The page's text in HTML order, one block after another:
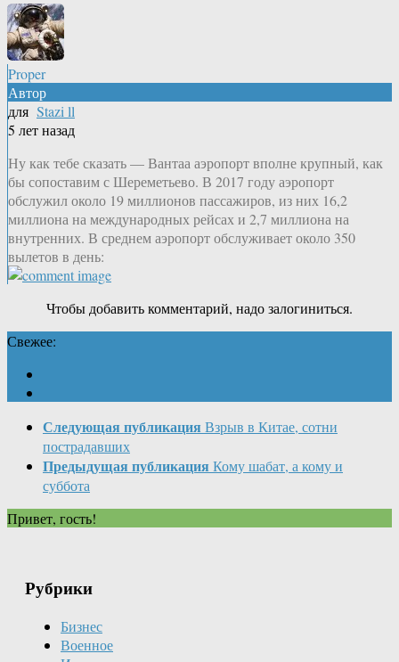
Proper
Автор
для Stazi ll
5 лет назад
Ну как тебе сказать — Вантаа аэропорт вполне крупный, как
бы сопоставим с Шереметьево. В 2017 году аэропорт
обслужил около 19 миллионов пассажиров, из них 16,2
миллиона на международных рейсах и 2,7 миллиона на
внутренних. В среднем аэропорт обслуживает около 350
вылетов в день:
Чтобы добавить комментарий, надо залогиниться.
Свежее:
Следующая публикация Взрыв в Китае, сотни
пострадавших
Предыдущая публикация Кому шабат, а кому и
суббота
Привет, гость!
Рубрики
Бизнес
Военное